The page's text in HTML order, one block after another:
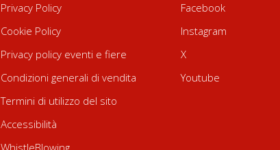
Privacy Policy
Cookie Policy
Privacy policy eventi e fiere
Condizioni generali di vendita
Termini di utilizzo del sito
Accessibilità
WhistleBlowing
Facebook
Instagram
X
Youtube